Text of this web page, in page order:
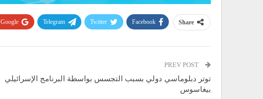
Share
Facebook
Twitter
Telegram
Google+
توتر دبلوماسي دولي بسبب التجسس بواسطة البرنامج الإسرائيلي
بيغاسوس